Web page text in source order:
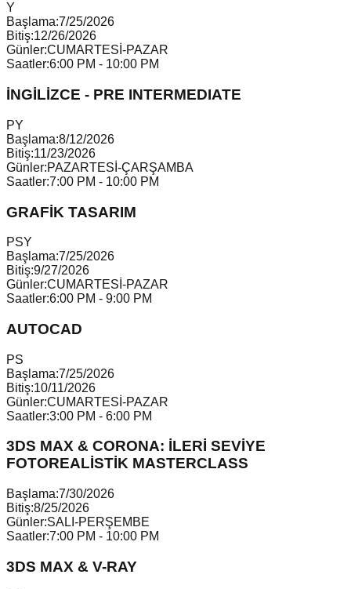
Y
Başlama:7/25/2026
Bitiş:12/26/2026
Günler:CUMARTESİ-PAZAR
Saatler:6:00 PM - 10:00 PM
İNGİLİZCE - PRE INTERMEDIATE
PY
Başlama:8/12/2026
Bitiş:11/23/2026
Günler:PAZARTESİ-ÇARŞAMBA
Saatler:7:00 PM - 10:00 PM
GRAFİK TASARIM
PSY
Başlama:7/25/2026
Bitiş:9/27/2026
Günler:CUMARTESİ-PAZAR
Saatler:6:00 PM - 9:00 PM
AUTOCAD
PS
Başlama:7/25/2026
Bitiş:10/11/2026
Günler:CUMARTESİ-PAZAR
Saatler:3:00 PM - 6:00 PM
3DS MAX & CORONA: İLERİ SEVİYE
FOTOREALİSTİK MASTERCLASS
Başlama:7/30/2026
Bitiş:8/25/2026
Günler:SALI-PERŞEMBE
Saatler:7:00 PM - 10:00 PM
3DS MAX & V-RAY